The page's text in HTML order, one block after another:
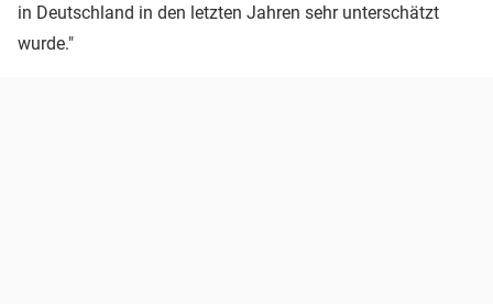
in Deutschland in den letzten Jahren sehr unterschätzt
wurde."